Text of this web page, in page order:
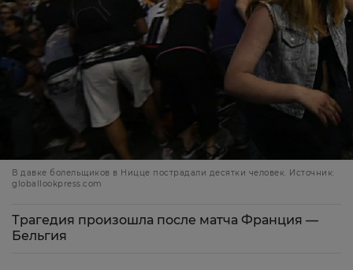
В давке болельщиков в Ницце пострадали десятки человек. Источник:
globallookpress.com
Трагедия произошла после матча Франция —
Бельгия